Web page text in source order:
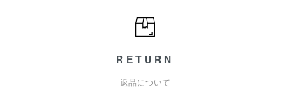
RETURN
返品について